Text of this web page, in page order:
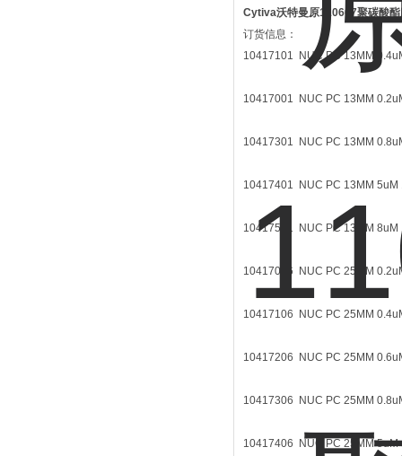
Cytiva沃特曼原110607聚碳酸
订货信息：
10417101 NUC PC 13MM
10417001 NUC PC 13MM
10417301 NUC PC 13MM
10417401 NUC PC 13MM 5uM
10417501 NUC PC 13MM 8uM
10417006 NUC PC 25MM
10417106 NUC PC 25MM
10417206 NUC PC 25MM
10417306 NUC PC 25MM
10417406 NUC PC 25MM 5uM